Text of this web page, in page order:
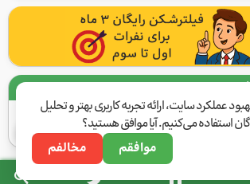
عملکرد سایت، ارائه تجربه کاربری بهتر و تحلیل
استفاده می‌کنیم. آیا موافق هستید؟
موافقم
مخالفم